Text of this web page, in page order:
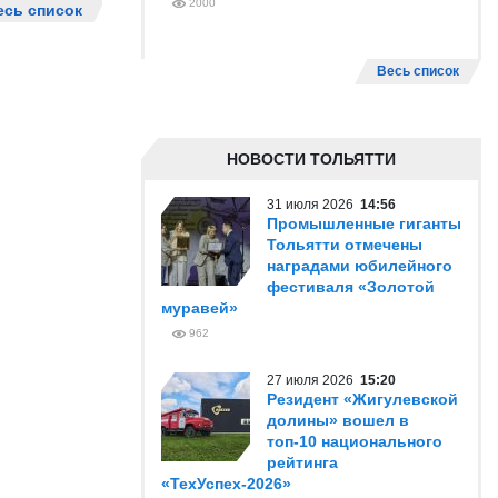
список 2000
Весь список
НОВОСТИ ТОЛЬЯТТИ
31 июля 2026 14:56
Промышленные гиганты
Тольятти отмечены
наградами юбилейного
фестиваля «Золотой
муравей»
962
27 июля 2026 15:20
Резидент «Жигулевской
долины» вошел в
топ-10 национального
рейтинга
«ТехУспех-2026»